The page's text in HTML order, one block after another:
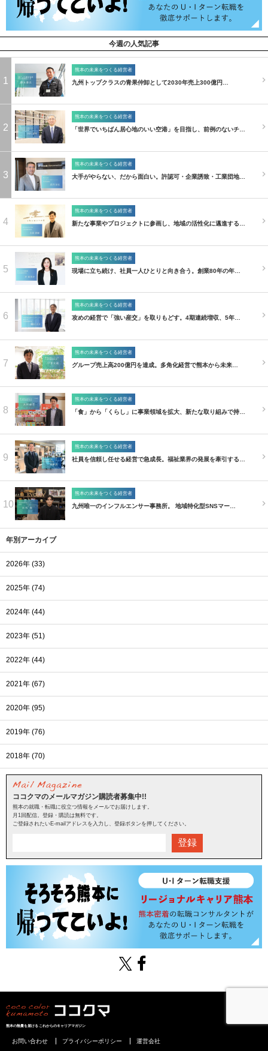
今週の人気記事
1
熊本の未来をつくる経営者
九州トップクラスの青果仲卸として2030年売上300億円…
2
熊本の未来をつくる経営者
「世界でいちばん居心地のいい空港」を目指し、前例のないチ…
3
熊本の未来をつくる経営者
大手がやらない、だから面白い。許認可・企業誘致・工業団地…
4
熊本の未来をつくる経営者
新たな事業やプロジェクトに参画し、地域の活性化に邁進する…
5
熊本の未来をつくる経営者
現場に立ち続け、社員一人ひとりと向き合う。創業80年の年…
6
熊本の未来をつくる経営者
攻めの経営で「強い産交」を取りもどす。4期連続増収、5年…
7
熊本の未来をつくる経営者
グループ売上高200億円を達成。多角化経営で熊本から未来…
8
熊本の未来をつくる経営者
「食」から「くらし」に事業領域を拡大、新たな取り組みで持…
9
熊本の未来をつくる経営者
社員を信頼し任せる経営で急成長。福祉業界の発展を牽引する…
10
熊本の未来をつくる経営者
九州唯一のインフルエンサー事務所。 地域特化型SNSマー…
年別アーカイブ
2026年 (33)
2025年 (74)
2024年 (44)
2023年 (51)
2022年 (44)
2021年 (67)
2020年 (95)
2019年 (76)
2018年 (70)
ココクマのメールマガジン購読者募集中!!
熊本の就職・転職に役立つ情報をメールでお届けします。
月1回配信。登録・購読は無料です。
ご登録されたいE-mailアドレスを入力し、登録ボタンを押してください。
登録
熊本の熱量を届けるこれからのキャリアマガジン
お問い合わせ プライバシーポリシー 運営会社